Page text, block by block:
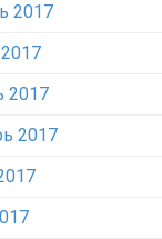
2017
2017
2017